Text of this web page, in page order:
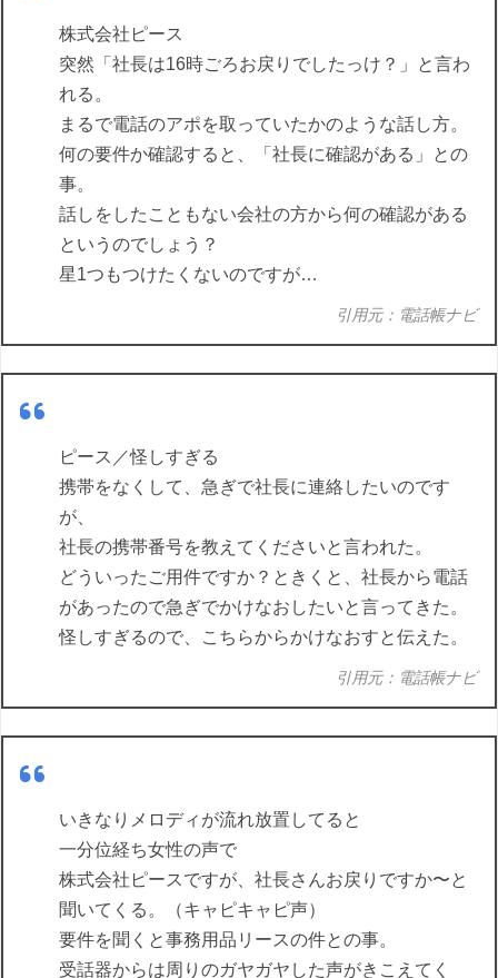
株式会社ピース
突然「社長は16時ごろお戻りでしたっけ？」と言わ
れる。
まるで電話のアポを取っていたかのような話し方。
何の要件か確認すると、「社長に確認がある」との
事。
話しをしたこともない会社の方から何の確認がある
というのでしょう？
星1つもつけたくないのですが…
引用元：電話帳ナビ
ピース／怪しすぎる
携帯をなくして、急ぎで社長に連絡したいのです
が、
社長の携帯番号を教えてくださいと言われた。
どういったご用件ですか？ときくと、社長から電話
があったので急ぎでかけなおしたいと言ってきた。
怪しすぎるので、こちらからかけなおすと伝えた。
引用元：電話帳ナビ
いきなりメロディが流れ放置してると
一分位経ち女性の声で
株式会社ピースですが、社長さんお戻りですか〜と
聞いてくる。（キャピキャピ声）
要件を聞くと事務用品リースの件との事。
受話器からは周りのガヤガヤした声がきこえてく